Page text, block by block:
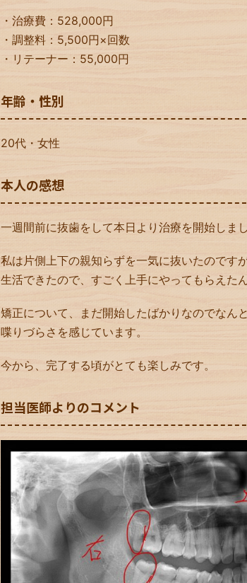
・治療費：528,000円
・調整料：5,500円×回数
・リテーナー：55,000円
年齢・性別
20代・女性
本人の感想
一週間前に抜歯をして本日より治療を開始しまし
私は片側上下の親知らずを一気に抜いたのです
生活できたので、すごく上手にやってもらえた
矯正について、まだ開始したばかりなのでなん
喋りづらさを感じています。
今から、完了する頃がとても楽しみです。
担当医師よりのコメント